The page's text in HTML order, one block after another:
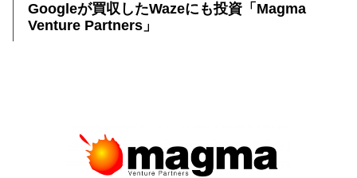
Googleが買収したWazeにも投資「Magma
Venture Partners」